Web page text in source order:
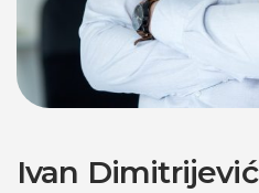
Ivan Dimitrijević